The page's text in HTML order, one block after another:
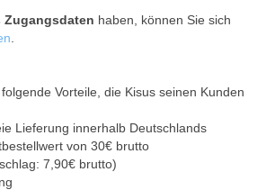
Zugangsdaten haben, können Sie sich
Vorteile, die Kisus seinen Kunden
Lieferung innerhalb Deutschlands
von 30€ brutto
7,90€ brutto)